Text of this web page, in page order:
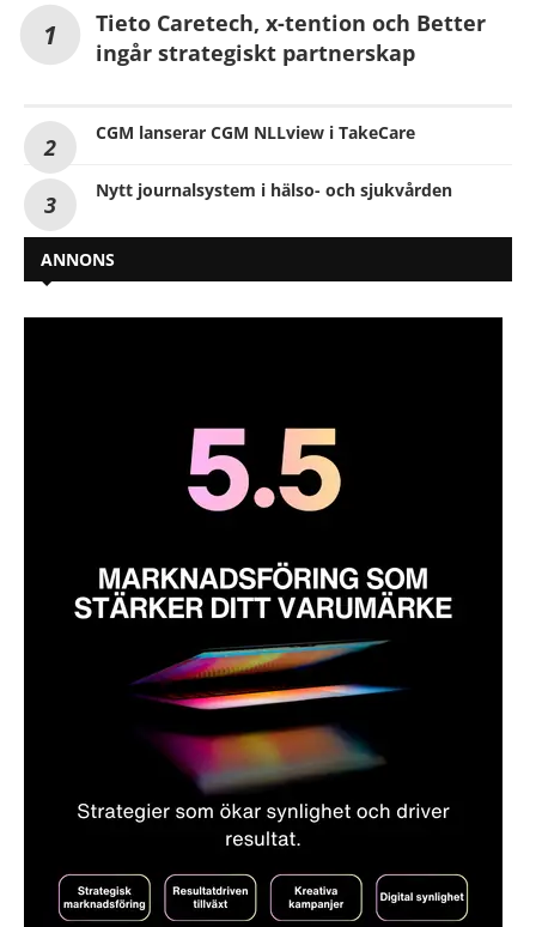
Tieto Caretech, x-tention och Better
ingår strategiskt partnerskap
CGM lanserar CGM NLLview i TakeCare
Nytt journalsystem i hälso- och sjukvården
ANNONS